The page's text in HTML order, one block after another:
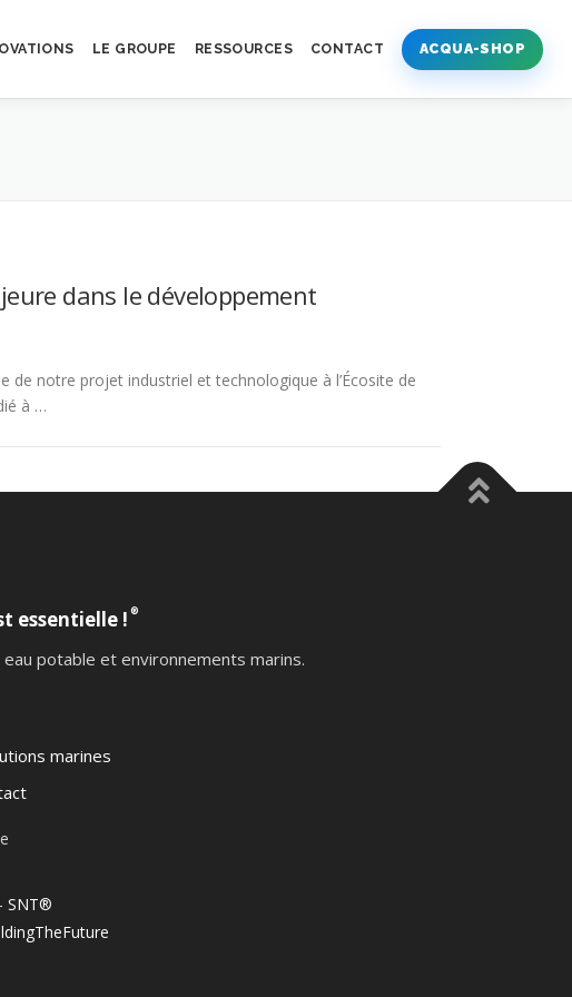
LE GROUPE RESSOURCES CONTACT ACQUA-SHOP
dans le développement
de notre projet industriel et technologique à l’Écosite de
à …
essentielle ! ®
potable et environnements marins.
marines
- SNT®